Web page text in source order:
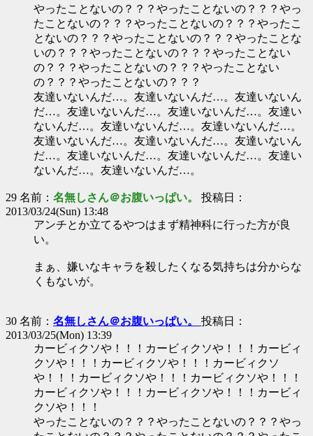
やったことないの？？？やったことないの？？？やっ
たことないの？？？やったことないの？？？やったこ
とないの？？？やったことないの？？？やったことな
いの？？？やったことないの？？？やったことない
の？？？やったことないの？？？やったことない
の？？？やったことないの？？？
友達いないんだ…。友達いないんだ…。友達いないん
だ…。友達いないんだ…。友達いないんだ…。友達い
ないんだ…。友達いないんだ…。友達いないんだ…。
友達いないんだ…。友達いないんだ…。友達いないん
だ…。友達いないんだ…。友達いないんだ…。友達い
ないんだ…。友達いないんだ…。
29 名前： 名無しさん＠お腹いっぱい。 投稿日：
2013/03/24(Sun) 13:48
アンチとか立てるやつはまず精神科に行った方が良
い。
まぁ、嫌いなキャラを殺したくなる気持ちは分からな
くもないが。
30 名前： 名無しさん＠お腹いっぱい。 投稿日：
2013/03/25(Mon) 13:39
カービィクソや！！！カービィクソや！！！カービィ
クソや！！！カービィクソや！！！カービィクソ
や！！！カービィクソや！！！カービィクソや！！！
カービィクソや！！！カービィクソや！！！カービィ
クソや！！！
やったことないの？？？やったことないの？？？やっ